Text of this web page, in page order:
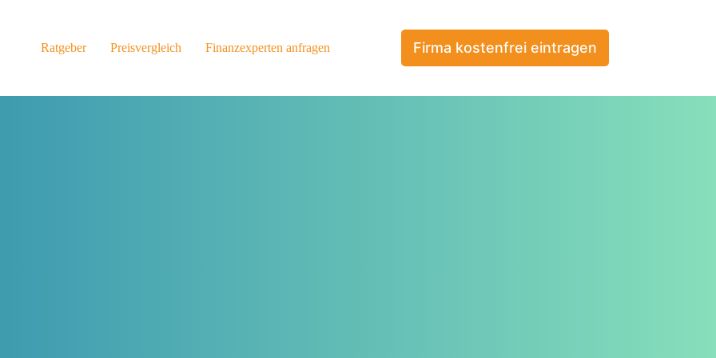
Ratgeber
Preisvergleich Finanzexperten anfragen Firma kostenfrei eintragen